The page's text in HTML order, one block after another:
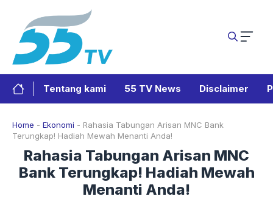
Tentang kami 55 TV News Disclaimer
Home - Ekonomi - Rahasia Tabungan Arisan MNC Bank
Terungkap! Hadiah Mewah Menanti Anda!
Rahasia Tabungan Arisan MNC
Bank Terungkap! Hadiah Mewah
Menanti Anda!